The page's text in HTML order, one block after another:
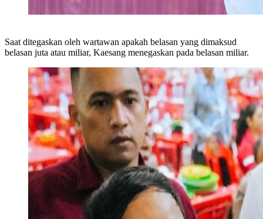
Saat ditegaskan oleh wartawan apakah belasan yang dimaksud
belasan juta atau miliar, Kaesang menegaskan pada belasan miliar.